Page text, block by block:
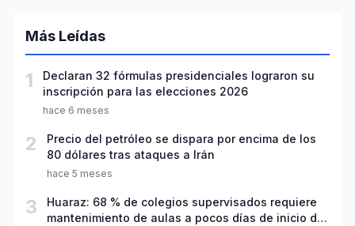
Más Leídas
1
Declaran 32 fórmulas presidenciales lograron su
inscripción para las elecciones 2026
hace 6 meses
2
Precio del petróleo se dispara por encima de los
80 dólares tras ataques a Irán
hace 5 meses
3
Huaraz: 68 % de colegios supervisados requiere
mantenimiento de aulas a pocos días de inicio del